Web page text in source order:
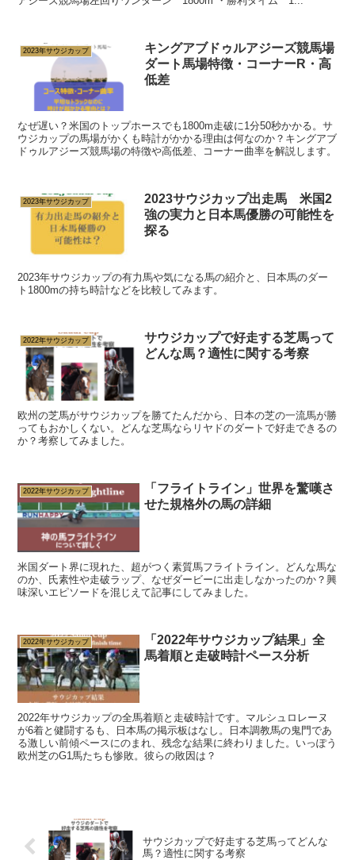
2023年サウジカップ
キングアブドゥルアジーズ競馬場
ダート馬場特徴・コーナーR・高
低差
なぜ遅い？米国のトップホースでも1800m走破に1分50秒かかる。サ
ウジカップの馬場がかくも時計がかかる理由は何なのか？キングアブ
ドゥルアジーズ競馬場の特徴や高低差、コーナー曲率を解説します。
2023年サウジカップ
2023サウジカップ出走馬 米国2
強の実力と日本馬優勝の可能性を
探る
2023年サウジカップの有力馬や気になる馬の紹介と、日本馬のダー
ト1800mの持ち時計などを比較してみます。
2022年サウジカップ
サウジカップで好走する芝馬って
どんな馬？適性に関する考察
欧州の芝馬がサウジカップを勝てたんだから、日本の芝の一流馬が勝
ってもおかしくない。どんな芝馬ならリヤドのダートで好走できるの
か？考察してみました。
2022年サウジカップ
「フライトライン」世界を驚嘆さ
せた規格外の馬の詳細
米国ダート界に現れた、超がつく素質馬フライトライン。どんな馬な
のか、氏素性や走破ラップ、なぜダービーに出走しなかったのか？興
味深いエピソードを混じえて記事にしてみました。
2022年サウジカップ
「2022年サウジカップ結果」全
馬着順と走破時計ペース分析
2022年サウジカップの全馬着順と走破時計です。マルシュロレーヌ
が6着と健闘するも、日本馬の掲示板はなし。日本調教馬の鬼門であ
る激しい前傾ペースにのまれ、残念な結果に終わりました。いっぽう
欧州芝のG1馬たちも惨敗。彼らの敗因は？
サウジカップで好走する芝馬ってどんな
馬？適性に関する考察